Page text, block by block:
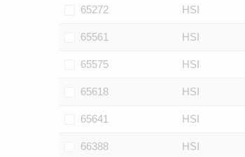
65272 HSI
65561 HSI
65575 HSI
65618 HSI
65641 HSI
66388 HSI